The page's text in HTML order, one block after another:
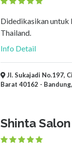
Didedikasikan untuk
Thailand.
Info Detail
Jl. Sukajadi No.197,
Barat 40162 -
Shinta